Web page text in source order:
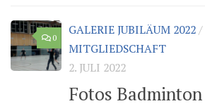
0
GALERIE JUBILÄUM 2022/
MITGLIEDSCHAFT
2. JULI 2022
Fotos Badminton